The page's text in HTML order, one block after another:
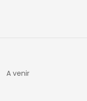
A venir